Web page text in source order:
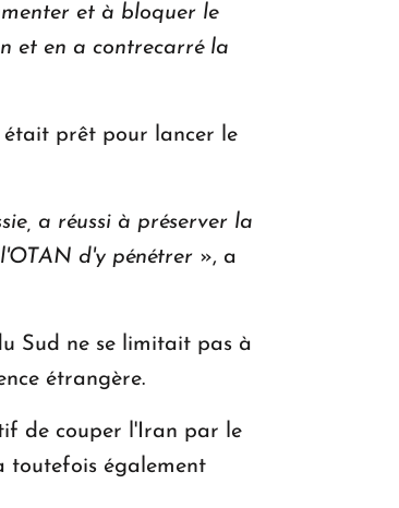
et à bloquer le
et en a contrecarré la
était prêt pour lancer le
a réussi à préserver la
d'y pénétrer », a
Sud ne se limitait pas à
étrangère.
de couper l'Iran par le
toutefois également